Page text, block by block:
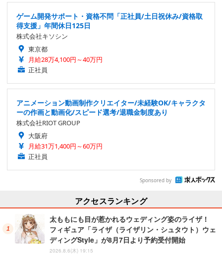
ゲーム開発サポート・資格不問「正社員/土日祝休み/資格取
得支援」年間休日125日
株式会社キソシン
東京都
月給28万4,100円～40万円
正社員
アニメーション動画制作クリエイター/未経験OK/キャラクタ
ーの作画と動画化/スピード選考/退職金制度あり
株式会社RIOT GROUP
大阪府
月給31万1,400円～60万円
正社員
Sponsored by
アクセスランキング
太ももにも目が惹かれるウェディング姿のライザ！
フィギュア「ライザ（ライザリン・シュタウト）ウェ
ディングStyle」が8月7日より予約受付開始
2026.8.6(木) 19:15